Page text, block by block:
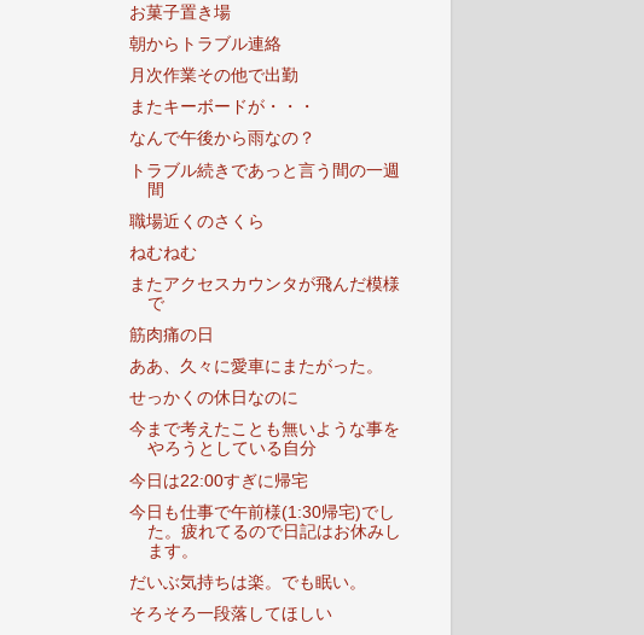
お菓子置き場
朝からトラブル連絡
月次作業その他で出勤
またキーボードが・・・
なんで午後から雨なの？
トラブル続きであっと言う間の一週
間
職場近くのさくら
ねむねむ
またアクセスカウンタが飛んだ模様
で
筋肉痛の日
ああ、久々に愛車にまたがった。
せっかくの休日なのに
今まで考えたことも無いような事を
やろうとしている自分
今日は22:00すぎに帰宅
今日も仕事で午前様(1:30帰宅)でし
た。疲れてるので日記はお休みし
ます。
だいぶ気持ちは楽。でも眠い。
そろそろ一段落してほしい